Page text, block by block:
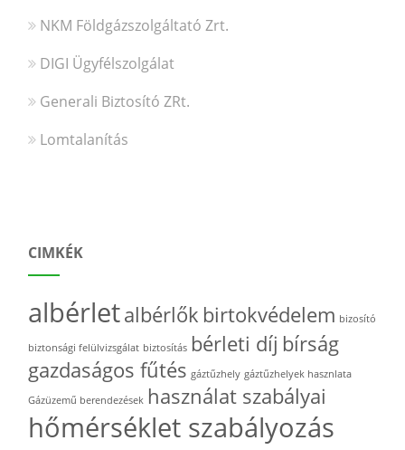
NKM Földgázszolgáltató Zrt.
DIGI Ügyfélszolgálat
Generali Biztosító ZRt.
Lomtalanítás
CIMKÉK
albérletalbérlők birtokvédelem bizosító
biztonsági felülvizsgálat biztosítás bérleti díj bírság
gazdaságos fűtés gáztűzhely gáztűzhelyek hasznlata
Gázüzemű berendezések használat szabályai
hőmérséklet szabályozás